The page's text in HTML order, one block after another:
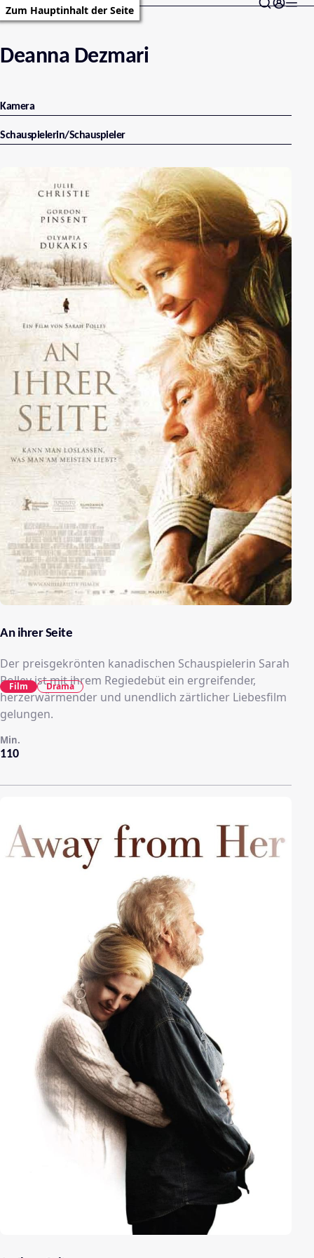
Zum Hauptinhalt der Seite
Deanna Dezmari
Kamera
Schauspielerin/Schauspieler
An ihrer Seite
Der preisgekrönten kanadischen Schauspielerin Sarah
Polley ist mit ihrem Regiedebüt ein ergreifender,
herzerwärmender und unendlich zärtlicher Liebesfilm
gelungen.
110
Min.
Film Drama